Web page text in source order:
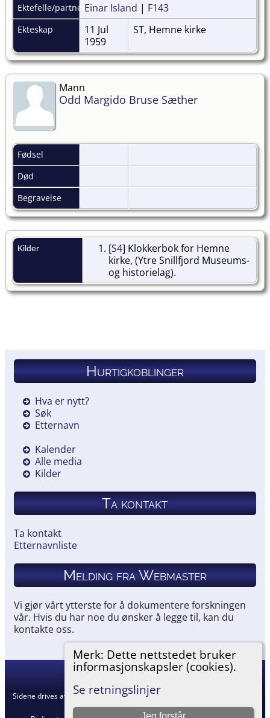
Merk: Dette nettstedet bruker
informasjonskapsler (cookies).
Se retningslinjer
Jeg forstår
Ektefelle/partnerEinar Island | F143
Ekteskap
11 Jul
1959
ST, Hemne kirke
Mann
Odd Margido Bruse Sæther
Fødsel
Død
Begravelse
Kilder [S4] Klokkerbok for Hemne
kirke, (Ytre Snillfjord Museums-
og historielag).
Hurtigkoblinger
Hva er nytt?
Søk
Etternavn
Kalender
Alle media
Kilder
Ta kontakt
Ta kontakt
Etternavnliste
Melding fra Webmaster
Vi gjør vårt ytterste for å dokumentere forskningen
vår. Hvis du har noe du ønsker å legge til, kan du
kontakte oss.
Hemneslekt 2026
Sidene drives av The Next Generation of Genealogy Sitebuilding